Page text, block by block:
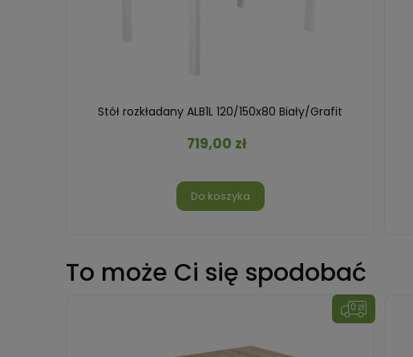
Stół rozkładany ALB1L 120/150x80 Biały/Grafit
719,00 zł
Do koszyka
To może Ci się spodobać